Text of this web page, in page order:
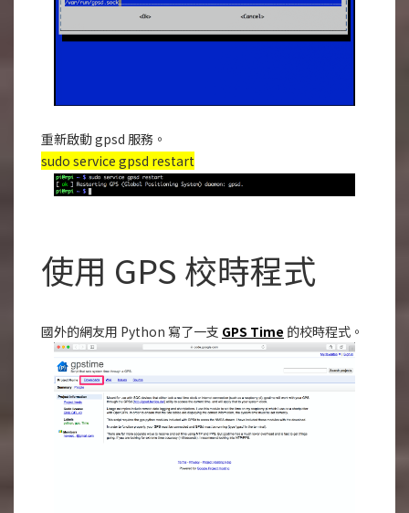
重新啟動 gpsd 服務。
sudo service gpsd restart
使用 GPS 校時程式
國外的網友用 Python 寫了一支 GPS Time 的校時程式。